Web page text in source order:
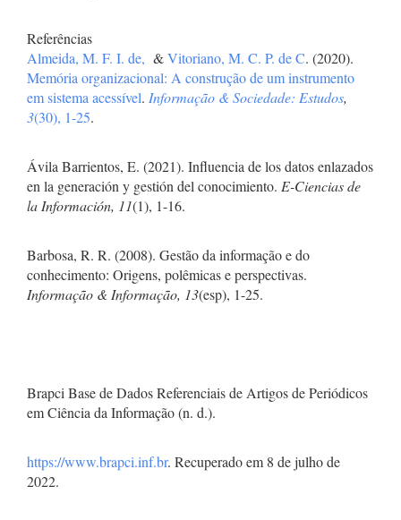
Referências
Almeida, M. F. I. de, &Vitoriano, M. C. P. de C. (2020).
Memória organizacional: A construção de um instrumento
em sistema acessível. Informação & Sociedade: Estudos,
3(30), 1-25.
Ávila Barrientos, E. (2021). Influencia de los datos enlazados
en la generación y gestión del conocimiento. E-Ciencias de
la Información, 11(1), 1-16.
Barbosa, R. R. (2008). Gestão da informação e do
conhecimento: Origens, polêmicas e perspectivas.
Informação & Informação, 13(esp), 1-25.
Brapci Base de Dados Referenciais de Artigos de Periódicos
em Ciência da Informação (n. d.).
https://www.brapci.inf.br. Recuperado em 8 de julho de
2022.